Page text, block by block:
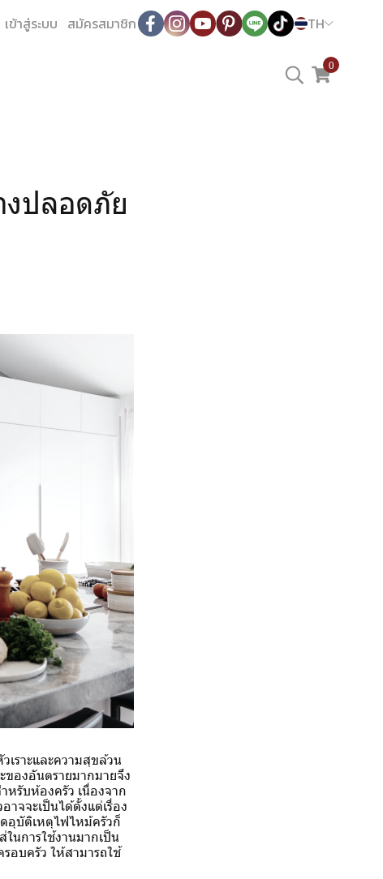
เข้าสู่ระบบ สมัครสมาชิก TH
0
งปลอดภัย
เราะและความสุขล้วน
องอันตรายมากมายจึง
รับห้องครัว เนื่องจาก
จจะเป็นได้ตั้งแต่เรื่อง
อุบัติเหตุไฟไหม้ครัวก็
ในการใช้งานมากเป็น
อบครัว ให้สามารถใช้